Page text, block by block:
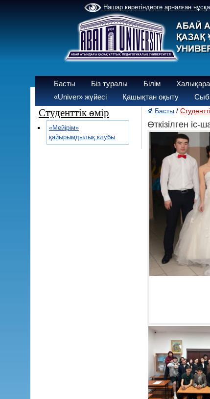
Нашар көретіндерге арналған нұсқа
Басты Біз туралы Білім
«Univer» жүйесі
Қашықтан оқыту
Студенттік өмір
«Мейірім»
қайырымдылық клубы
Басты /
Өткізілген іс-